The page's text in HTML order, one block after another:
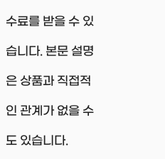
수료를 받을 수 있
습니다. 본문 설명
은 상품과 직접적
인 관계가 없을 수
도 있습니다.